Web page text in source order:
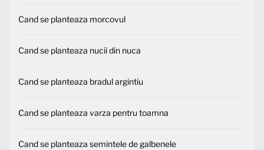
Cand se planteaza morcovul
Cand se planteaza nucii din nuca
Cand se planteaza bradul argintiu
Cand se planteaza varza pentru toamna
Cand se planteaza semintele de galbenele